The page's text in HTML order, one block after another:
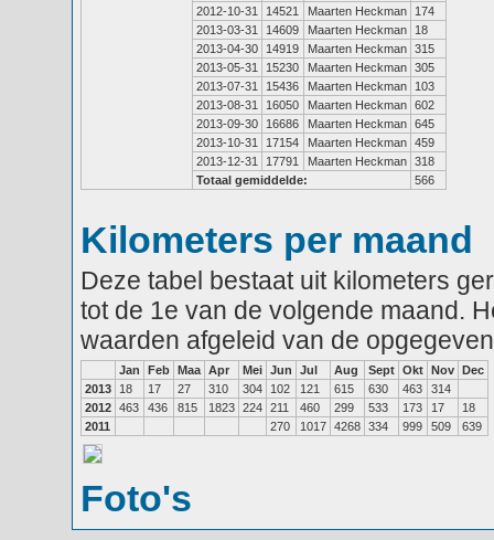
2012-10-31
14521 Maarten Heckman
174
2013-03-31
14609 Maarten Heckman
18
2013-04-30
14919 Maarten Heckman 315
2013-05-31
15230 Maarten Heckman 305
2013-07-31
15436 Maarten Heckman
103
2013-08-31
16050 Maarten Heckman 602
2013-09-30
16686 Maarten Heckman 645
2013-10-31
17154 Maarten Heckman 459
2013-12-31
17791 Maarten Heckman 318
Totaal gemiddelde:
566
Kilometers per maand
Deze tabel bestaat uit kilometers
tot de 1e van de volgende maand.
waarden afgeleid van de
Jan Feb Maa Apr Mei Jun Jul Aug Sept Okt Nov Dec
2013
18 17 27 310 304 102 121 615 630 463
314
2012 463 436 815 1823 224 211 460 299 533 173 17
18
2011
270 1017 4268 334 999 509 639
Foto's